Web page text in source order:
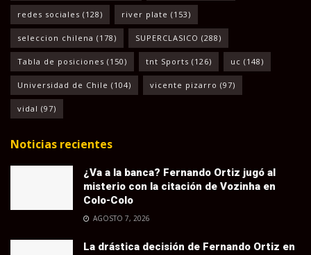
redes sociales (128) river plate (153)
seleccion chilena (178) SUPERCLASICO (288)
Tabla de posiciones (150) tnt Sports (126) uc (148)
Universidad de Chile (104) vicente pizarro (97)
vidal (97)
Noticias recientes
¿Va a la banca? Fernando Ortiz jugó al
misterio con la citación de Vozinha en
Colo-Colo
AGOSTO 7, 2026
La drástica decisión de Fernando Ortiz en